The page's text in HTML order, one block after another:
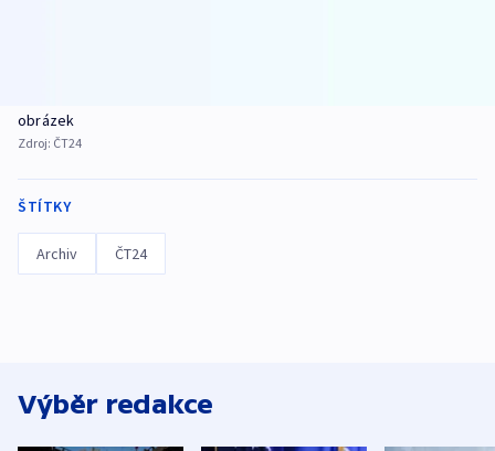
obrázek
Zdroj: ČT24
ŠTÍTKY
Archiv ČT24
Výběr redakce